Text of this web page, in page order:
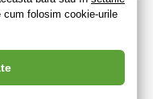
rezervate
și se aplică
Google și ale lor